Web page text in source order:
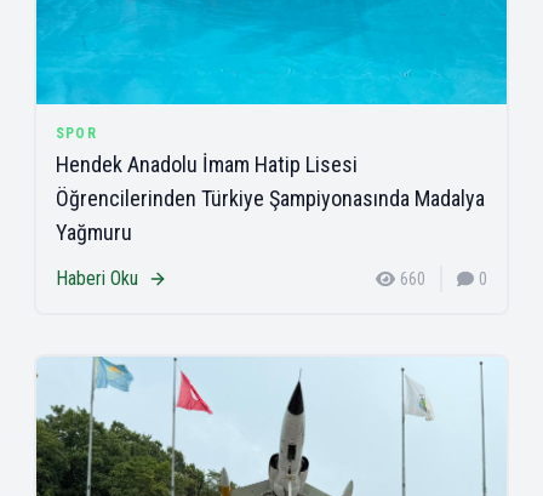
SPOR
Hendek Anadolu İmam Hatip Lisesi
Öğrencilerinden Türkiye Şampiyonasında Madalya
Yağmuru
Haberi Oku 660 0